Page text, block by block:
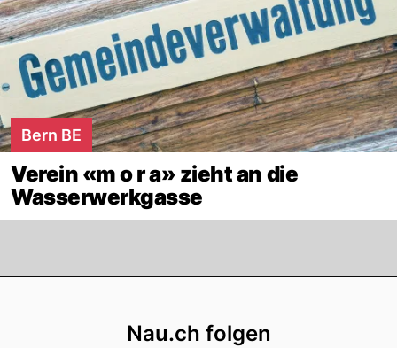
Bern BE
Verein «m o r a» zieht an die
Wasserwerkgasse
Nau.ch folgen